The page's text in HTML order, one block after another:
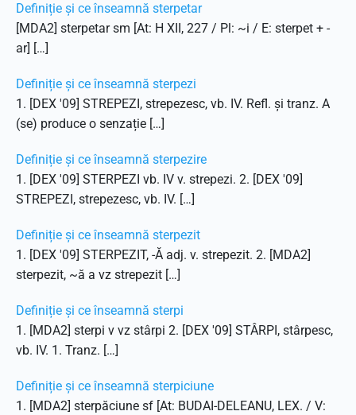
Definiție și ce înseamnă sterpetar
[MDA2] sterpetar sm [At: H XII, 227 / Pl: ~i / E: sterpet + -
ar] […]
Definiție și ce înseamnă sterpezi
1. [DEX '09] STREPEZI, strepezesc, vb. IV. Refl. și tranz. A
(se) produce o senzație […]
Definiție și ce înseamnă sterpezire
1. [DEX '09] STERPEZI vb. IV v. strepezi. 2. [DEX '09]
STREPEZI, strepezesc, vb. IV. […]
Definiție și ce înseamnă sterpezit
1. [DEX '09] STERPEZIT, -Ă adj. v. strepezit. 2. [MDA2]
sterpezit, ~ă a vz strepezit […]
Definiție și ce înseamnă sterpi
1. [MDA2] sterpi v vz stârpi 2. [DEX '09] STÂRPI, stârpesc,
vb. IV. 1. Tranz. […]
Definiție și ce înseamnă sterpiciune
1. [MDA2] sterpăciune sf [At: BUDAI-DELEANU, LEX. / V: